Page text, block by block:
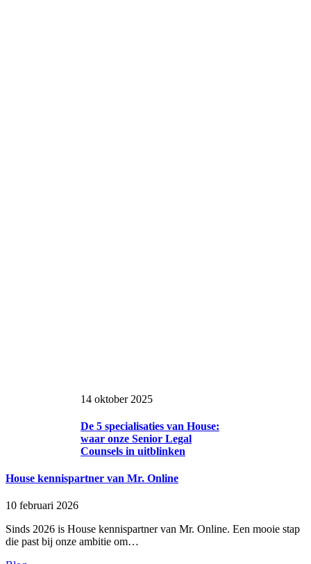
14 oktober 2025
De 5 specialisaties van House:
waar onze Senior Legal
Counsels in uitblinken
House kennispartner van Mr. Online
10 februari 2026
Sinds 2026 is House kennispartner van Mr. Online. Een mooie stap
die past bij onze ambitie om…